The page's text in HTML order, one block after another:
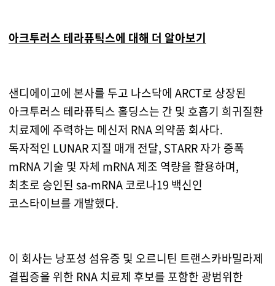
아크투러스 테라퓨틱스에 대해 더 알아보기
샌디에이고에 본사를 두고 나스닥에 ARCT로 상장된
아크투러스 테라퓨틱스 홀딩스는 간 및 호흡기 희귀질환
치료제에 주력하는 메신저 RNA 의약품 회사다.
독자적인 LUNAR 지질 매개 전달, STARR 자가 증폭
mRNA 기술 및 자체 mRNA 제조 역량을 활용하며,
최초로 승인된 sa-mRNA 코로나19 백신인
코스타이브를 개발했다.
이 회사는 낭포성 섬유증 및 오르니틴 트랜스카바밀라제
결핍증을 위한 RNA 치료제 후보를 포함한 광범위한